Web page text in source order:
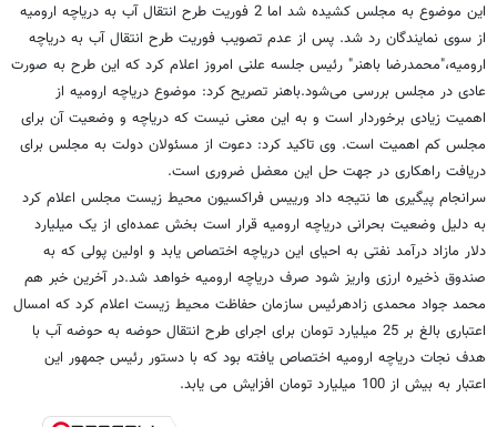
این موضوع به مجلس کشیده شد اما 2 فوریت طرح انتقال آب به دریاچه ارومیه
از سوی نمایندگان رد شد. پس از عدم تصویب فوریت طرح انتقال آب به دریاچه
ارومیه،"محمدرضا باهنر" رئیس جلسه علنی امروز اعلام کرد که این طرح به صورت
عادی در مجلس بررسی می‌شود.باهنر تصریح کرد: موضوع دریاچه ارومیه از
اهمیت زیادی برخوردار است و به این معنی نیست که دریاچه و وضعیت آن برای
مجلس کم اهمیت است. وی تاکید کرد: دعوت از مسئولان دولت به مجلس برای
دریافت راهکاری در جهت حل این معضل ضروری است.
سرانجام پیگیری ها نتیجه داد ورییس فراکسیون محیط زیست مجلس اعلام کرد
به دلیل وضعیت بحرانی دریاچه ارومیه قرار است بخش عمده‌ای از یک میلیارد
دلار مازاد درآمد نفتی به احیای این دریاچه اختصاص یابد و اولین پولی که به
صندوق ذخیره ارزی واریز شود صرف دریاچه ارومیه خواهد شد.در آخرین خبر هم
محمد جواد محمدی زادهرئیس سازمان حفاظت محیط زیست اعلام کرد که امسال
اعتباری بالغ بر 25 میلیارد تومان برای اجرای طرح انتقال حوضه به حوضه آب با
هدف نجات دریاچه ارومیه اختصاص یافته بود که با دستور رئیس جمهور این
اعتبار به بیش از 100 میلیارد تومان افزایش می یابد.